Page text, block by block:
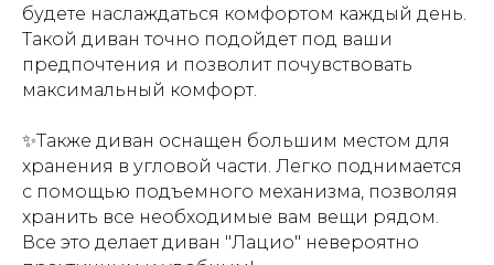
будете наслаждаться комфортом каждый день.
Такой диван точно подойдет под ваши
предпочтения и позволит почувствовать
максимальный комфорт.
✨Также диван оснащен большим местом для
хранения в угловой части. Легко поднимается
с помощью подъемного механизма, позволяя
хранить все необходимые вам вещи рядом.
Все это делает диван "Лацио" невероятно